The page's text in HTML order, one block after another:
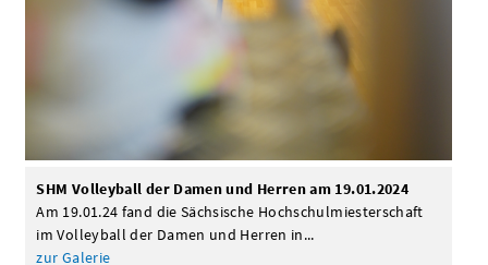
SHM Volleyball der Damen und Herren am 19.01.2024
Am 19.01.24 fand die Sächsische Hochschulmiesterschaft
im Volleyball der Damen und Herren in...
zur Galerie